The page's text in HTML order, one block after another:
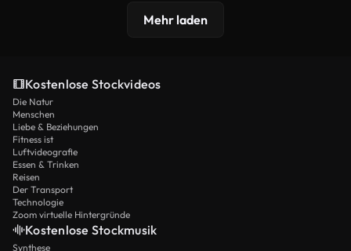
Mehr laden
Kostenlose Stockvideos
Die Natur
Menschen
Liebe & Beziehungen
Fitness ist
Luftvideografie
Essen & Trinken
Reisen
Der Transport
Technologie
Zoom virtuelle Hintergründe
Kostenlose Stockmusik
Synthese